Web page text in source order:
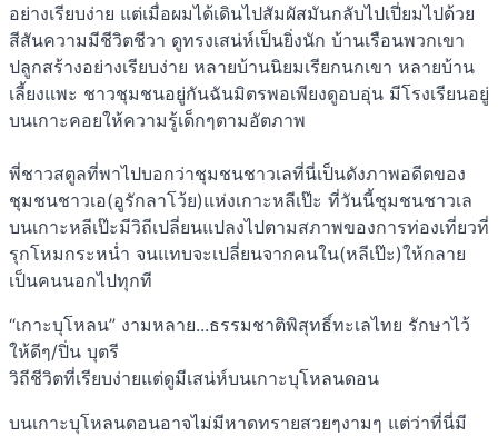
อย่างเรียบง่าย แต่เมื่อผมได้เดินไปสัมผัสมันกลับไปเปี่ยมไปด้วย
สีสันความมีชีวิตชีวา ดูทรงเสน่ห์เป็นยิ่งนัก บ้านเรือนพวกเขา
ปลูกสร้างอย่างเรียบง่าย หลายบ้านนิยมเรียกนกเขา หลายบ้าน
เลี้ยงแพะ ชาวชุมชนอยู่กันฉันมิตรพอเพียงดูอบอุ่น มีโรงเรียนอยู่
บนเกาะคอยให้ความรู้เด็กๆตามอัตภาพ
พี่ชาวสตูลที่พาไปบอกว่าชุมชนชาวเลที่นี่เป็นดังภาพอดีตของ
ชุมชนชาวเอ(อูรักลาโว้ย)แห่งเกาะหลีเป๊ะ ที่วันนี้ชุมชนชาวเล
บนเกาะหลีเป๊ะมีวิถีเปลี่ยนแปลงไปตามสภาพของการท่องเที่ยวที่
รุกโหมกระหน่ำ จนแทบจะเปลี่ยนจากคนใน(หลีเป๊ะ)ให้กลาย
เป็นคนนอกไปทุกที
“เกาะบุโหลน” งามหลาย...ธรรมชาติพิสุทธิ์ทะเลไทย รักษาไว้
ให้ดีๆ/ปิ่น บุตรี
วิถีชีวิตที่เรียบง่ายแต่ดูมีเสน่ห์บนเกาะบุโหลนดอน
บนเกาะบุโหลนดอนอาจไม่มีหาดทรายสวยๆงามๆ แต่ว่าที่นี่มี